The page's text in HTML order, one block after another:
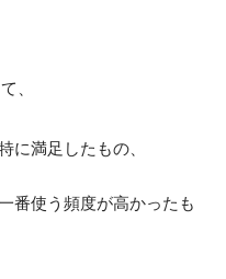
、
に満足したもの、
番使う頻度が高かったも